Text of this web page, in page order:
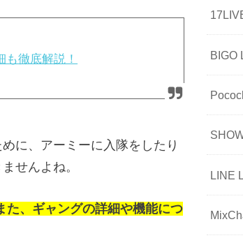
も徹底解説！
に、アーミーに入隊をしたり
せんよね。
た、ギャングの詳細や機能につ
BIGO
LINE